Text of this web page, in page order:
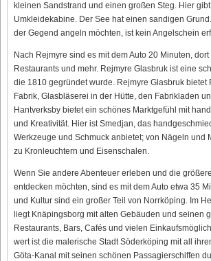
kleinen Sandstrand und einen großen Steg. Hier
Umkleidekabine. Der See hat einen sandigen
der Gegend angeln möchten, ist kein Angelschein
Nach Rejmyre sind es mit dem Auto 20 Minuten,
Restaurants und mehr. Rejmyre Glasbruk ist eine
die 1810 gegründet wurde. Rejmyre Glasbruk bietet
Fabrik, Glasbläserei in der Hütte, den Fabrikladen
Hantverksby bietet ein schönes Marktgefühl mit
und Kreativität. Hier ist Smedjan, das
Werkzeuge und Schmuck anbietet; von Nägeln und
zu Kronleuchtern und Eisenschalen.
Wenn Sie andere Abenteuer erleben und die
entdecken möchten, sind es mit dem Auto etwa 35
und Kultur sind ein großer Teil von Norrköping. Im
liegt Knäpingsborg mit alten Gebäuden und seinen
Restaurants, Bars, Cafés und vielen
wert ist die malerische Stadt Söderköping mit all
Göta-Kanal mit seinen schönen Passagierschiffen